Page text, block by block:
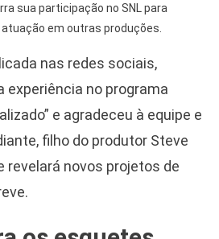
sua participação no SNL para
em outras produções.
nas redes sociais,
experiência no programa
e agradeceu à equipe e
filho do produtor Steve
revelará novos projetos de